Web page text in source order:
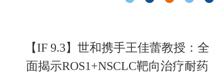
【IF 9.3】世和携手王佳蕾教授：全
面揭示ROS1+NSCLC靶向治疗耐药